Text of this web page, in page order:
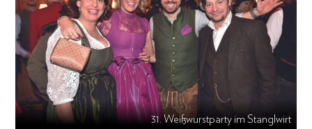
31. Weißwurstparty im Stanglwirt